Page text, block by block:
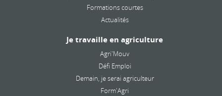
Formations courtes
Actualités
Je travaille en agriculture
Agri'Mouv
Défi Emploi
Demain, je serai agriculteur
Form'Agri